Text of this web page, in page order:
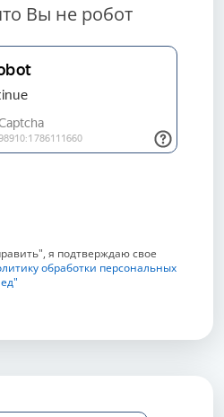
Вы не робот
я подтверждаю свое
обработки персональных